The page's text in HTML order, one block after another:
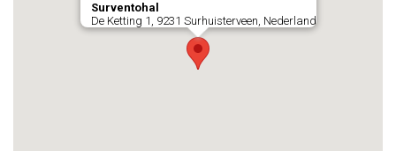
Surventohal
De Ketting 1, 9231 Surhuisterveen, Nederland